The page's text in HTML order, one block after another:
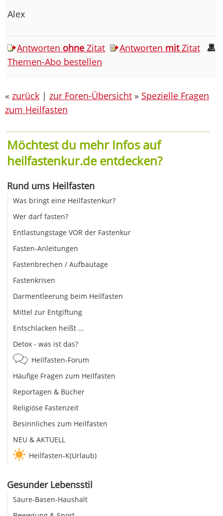
Alex
Antworten ohne Zitat Antworten mitZitat
Themen-Abo bestellen
« zurück | zur Foren-Übersicht » Spezielle Fragen
zum Heilfasten
Möchtest du mehr Infos auf
heilfastenkur.de entdecken?
Rund ums Heilfasten
Was bringt eine Heilfastenkur?
Wer darf fasten?
Entlastungstage VOR der Fastenkur
Fasten-Anleitungen
Fastenbrechen / Aufbautage
Fastenkrisen
Darmentleerung beim Heilfasten
Mittel zur Entgiftung
Entschlacken heißt ...
Detox - was ist das?
Heilfasten-Forum
Häufige Fragen zum Heilfasten
Reportagen & Bücher
Religiöse Fastenzeit
Besinnliches zum Heilfasten
NEU & AKTUELL
Heilfasten-K(Urlaub)
Gesunder Lebensstil
Säure-Basen-Haushalt